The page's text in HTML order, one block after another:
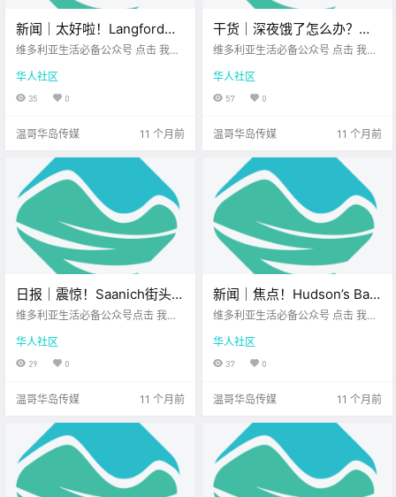
新闻｜太好啦！Langford新
小学亮相，下周迎新生！维
个电动车充电桩！
维多利亚生活必备公众号 点击 我在
想一直在你身边 大家周三好呀~ 工
作周已过半 希望你一切顺利 一起先
来看看 今天的新闻吧~ Langford新
华人社区
35 0
温哥华岛传媒 11 个月前
干货｜深夜饿了怎么办？维
多利亚有这些夜宵好去处！
维多利亚生活必备公众号 点击 我在
想一直在你身边 维多利亚的餐厅大
多在 晚上10点、11点就关门 但夜生
活可 不一定到此为止 Victoria Buz
华人社区
57 0
温哥华岛传媒 11 个月前
日报｜震惊！Saanich街头有
人深夜鸣枪！大维多利亚学
维多利亚生活必备公众号点击 我在
想一直在你身边北美最大亚洲超市
您值得.
华人社区
29 0
温哥华岛传媒 11 个月前
新闻｜焦点！Hudson’s Bay
租约大战还在继续，刘伟宏
增270个课前课后托管名
额！
维多利亚生活必备公众号 点击 我在
想一直在你身边 大家周四好呀~ 离
周五只差一步 长周末已经在眨眼～
华人社区
37 0
温哥华岛传媒 11 个月前